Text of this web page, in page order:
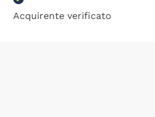
Acquirente verificato